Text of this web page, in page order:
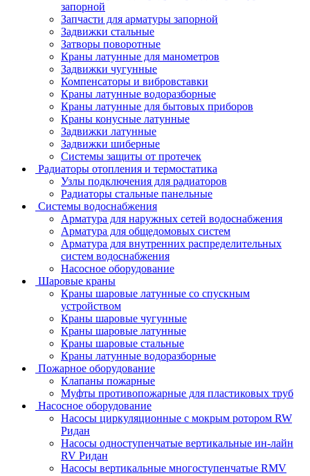
запорной
Запчасти для арматуры запорной
Задвижки стальные
Затворы поворотные
Краны латунные для манометров
Задвижки чугунные
Компенсаторы и вибровставки
Краны латунные водоразборные
Краны латунные для бытовых приборов
Краны конусные латунные
Задвижки латунные
Задвижки шиберные
Системы защиты от протечек
Радиаторы отопления и термостатика
Узлы подключения для радиаторов
Радиаторы стальные панельные
Системы водоснабжения
Арматура для наружных сетей водоснабжения
Арматура для общедомовых систем
Арматура для внутренних распределительных
систем водоснабжения
Насосное оборудование
Шаровые краны
Краны шаровые латунные со спускным
устройством
Краны шаровые чугунные
Краны шаровые латунные
Краны шаровые стальные
Краны латунные водоразборные
Пожарное оборудование
Клапаны пожарные
Муфты противопожарные для пластиковых труб
Насосное оборудование
Насосы циркуляционные с мокрым ротором RW
Ридан
Насосы одноступенчатые вертикальные ин-лайн
RV Ридан
Насосы вертикальные многоступенчатые RMV